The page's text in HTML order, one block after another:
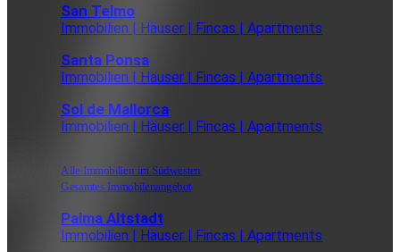
San Telmo
Immobilien | Häuser | Fincas | Apartments
Santa Ponsa
Immobilien | Häuser | Fincas | Apartments
Sol de Mallorca
Immobilien | Häuser | Fincas | Apartments
Alle Immobilien im Südwesten
Gesamtes Immobilenangebot
Palma Altstadt
Immobilien | Häuser | Fincas | Apartments